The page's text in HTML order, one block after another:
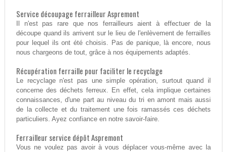
Service découpage ferrailleur Aspremont
Il n'est pas rare que nos ferrailleurs aient à effectuer de la
découpe quand ils arrivent sur le lieu de l'enlèvement de ferrailles
pour lequel ils ont été choisis. Pas de panique, là encore, nous
nous chargeons de tout, grâce à nos équipements adaptés.
Récupération ferraille pour faciliter le recyclage
Le recyclage n'est pas une simple opération, surtout quand il
concerne des déchets ferreux. En effet, cela implique certaines
connaissances, d'une part au niveau du tri en amont mais aussi
de la collecte et du traitement une fois ramassés ces déchets
particuliers. Ayez confiance en notre savoir-faire.
Ferrailleur service dépôt Aspremont
Vous ne voulez pas avoir à vous déplacer vous-même avec la